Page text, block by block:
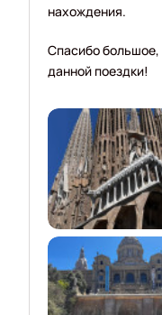
нахождения.
Спасибо
данной поездки!